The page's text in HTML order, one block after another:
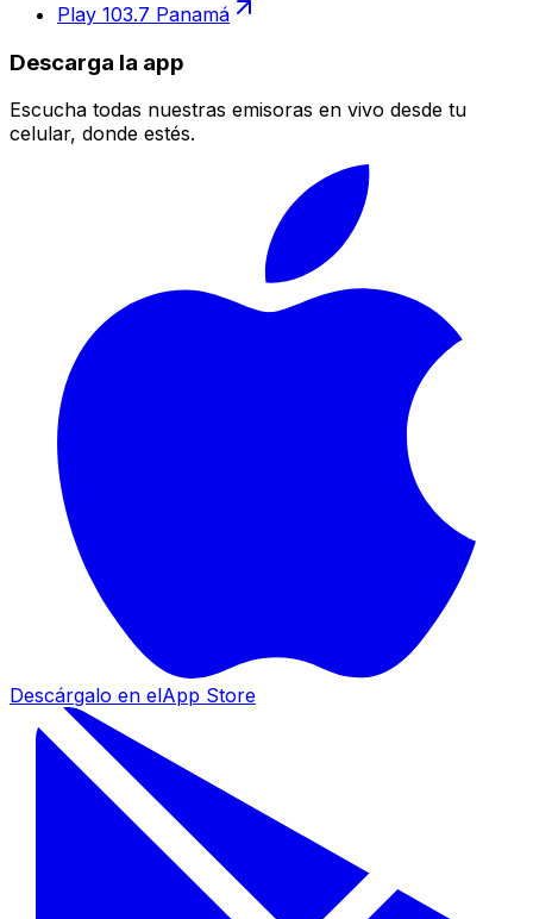
Play 103.7 Panamá
Descarga la app
Escucha todas nuestras emisoras en vivo desde tu
celular, donde estés.
Descárgalo en elApp Store